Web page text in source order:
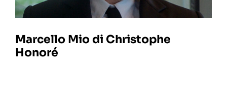
Marcello Mio di Christophe
Honoré